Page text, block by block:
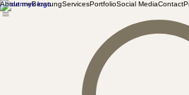
About meBeratungServicesPortfolioSocial MediaContact